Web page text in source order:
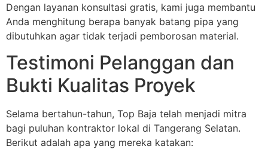
Dengan layanan konsultasi gratis, kami juga membantu
Anda menghitung berapa banyak batang pipa yang
dibutuhkan agar tidak terjadi pemborosan material.
Testimoni Pelanggan dan
Bukti Kualitas Proyek
Selama bertahun-tahun, Top Baja telah menjadi mitra
bagi puluhan kontraktor lokal di Tangerang Selatan.
Berikut adalah apa yang mereka katakan: